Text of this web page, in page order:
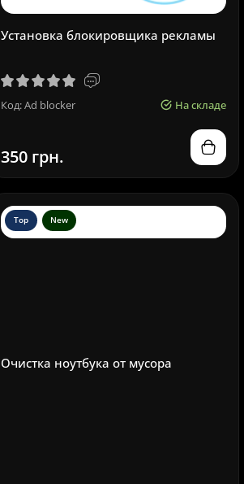
Установка блокировщика рекламы
Код: Ad blocker На складе
350 грн.
Top New
Очистка ноутбука от мусора